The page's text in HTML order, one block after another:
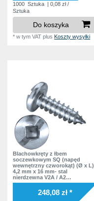
1000 Sztuka | 0,08 zł /
Sztuka
Do koszyka
*w tym VAT plusKoszty wysyłki
Blachowkręty z łbem
soczewkowym SQ (napęd
wewnętrzny czworokąt) (Ø x L)
4,2 mm x 16 mm- stal
nierdzewna V2A / A2
soczewkowy nacięcie
Podkładka bez podkładki
248,08 zł *